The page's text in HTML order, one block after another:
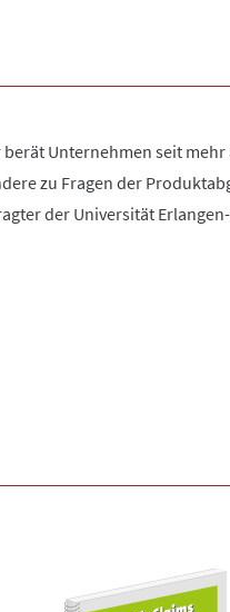
Unternehmen seit
zu Fragen der
der Universität